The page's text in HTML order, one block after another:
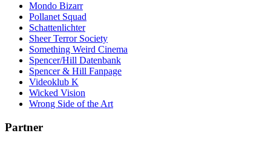
Mondo Bizarr
Pollanet Squad
Schattenlichter
Sheer Terror Society
Something Weird Cinema
Spencer/Hill Datenbank
Spencer & Hill Fanpage
Videoklub K
Wicked Vision
Wrong Side of the Art
Partner